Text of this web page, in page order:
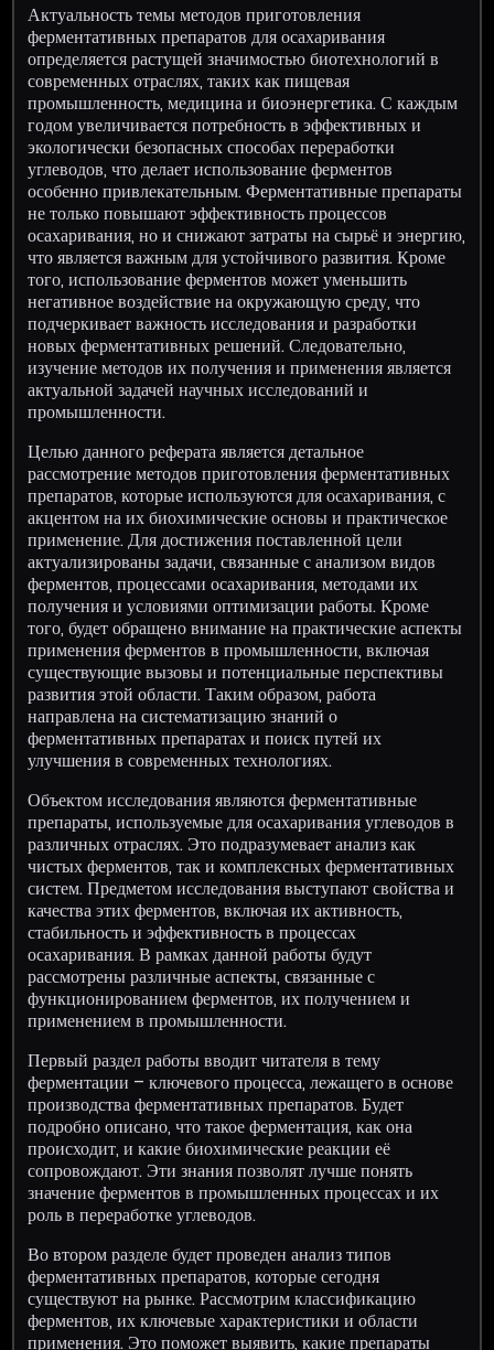
Актуальность темы методов приготовления
ферментативных препаратов для осахаривания
определяется растущей значимостью биотехнологий в
современных отраслях, таких как пищевая
промышленность, медицина и биоэнергетика. С каждым
годом увеличивается потребность в эффективных и
экологически безопасных способах переработки
углеводов, что делает использование ферментов
особенно привлекательным. Ферментативные препараты
не только повышают эффективность процессов
осахаривания, но и снижают затраты на сырьё и энергию,
что является важным для устойчивого развития. Кроме
того, использование ферментов может уменьшить
негативное воздействие на окружающую среду, что
подчеркивает важность исследования и разработки
новых ферментативных решений. Следовательно,
изучение методов их получения и применения является
актуальной задачей научных исследований и
промышленности.
Целью данного реферата является детальное
рассмотрение методов приготовления ферментативных
препаратов, которые используются для осахаривания, с
акцентом на их биохимические основы и практическое
применение. Для достижения поставленной цели
актуализированы задачи, связанные с анализом видов
ферментов, процессами осахаривания, методами их
получения и условиями оптимизации работы. Кроме
того, будет обращено внимание на практические аспекты
применения ферментов в промышленности, включая
существующие вызовы и потенциальные перспективы
развития этой области. Таким образом, работа
направлена на систематизацию знаний о
ферментативных препаратах и поиск путей их
улучшения в современных технологиях.
Объектом исследования являются ферментативные
препараты, используемые для осахаривания углеводов в
различных отраслях. Это подразумевает анализ как
чистых ферментов, так и комплексных ферментативных
систем. Предметом исследования выступают свойства и
качества этих ферментов, включая их активность,
стабильность и эффективность в процессах
осахаривания. В рамках данной работы будут
рассмотрены различные аспекты, связанные с
функционированием ферментов, их получением и
применением в промышленности.
Первый раздел работы вводит читателя в тему
ферментации – ключевого процесса, лежащего в основе
производства ферментативных препаратов. Будет
подробно описано, что такое ферментация, как она
происходит, и какие биохимические реакции её
сопровождают. Эти знания позволят лучше понять
значение ферментов в промышленных процессах и их
роль в переработке углеводов.
Во втором разделе будет проведен анализ типов
ферментативных препаратов, которые сегодня
существуют на рынке. Рассмотрим классификацию
ферментов, их ключевые характеристики и области
применения. Это поможет выявить, какие препараты